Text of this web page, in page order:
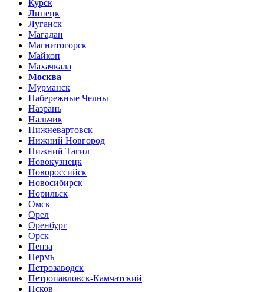
Курск
Липецк
Луганск
Магадан
Магнитогорск
Майкоп
Махачкала
Москва
Мурманск
Набережные Челны
Назрань
Нальчик
Нижневартовск
Нижний Новгород
Нижний Тагил
Новокузнецк
Новороссийск
Новосибирск
Норильск
Омск
Орел
Оренбург
Орск
Пенза
Пермь
Петрозаводск
Петропавловск-Камчатский
Псков